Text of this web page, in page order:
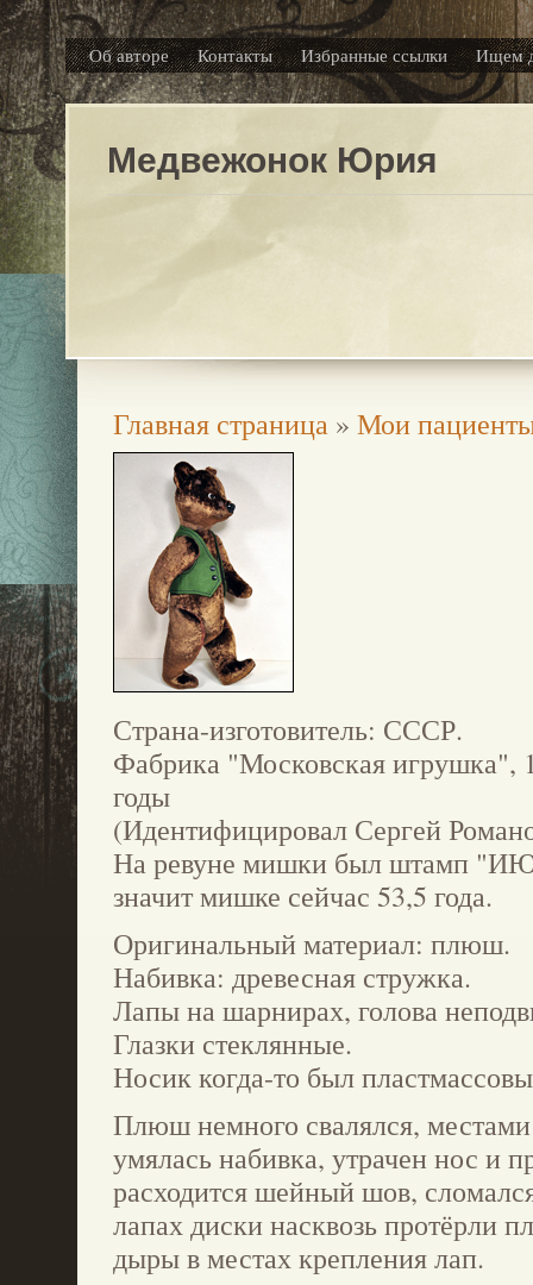
Об авторе Контакты Избранные ссылки Ищем
Медвежонок Юрия
Главная страница » Мои
Страна-изготовитель: СССР.
Фабрика "Московская игрушка",
годы
(Идентифицировал Сергей
На ревуне мишки был штамп
значит мишке сейчас 53,5 года.
Оригинальный материал: плюш.
Набивка: древесная стружка.
Лапы на шарнирах, голова
Глазки стеклянные.
Носик когда-то был
Плюш немного свалялся,
умялась набивка, утрачен нос и
расходится шейный шов,
лапах диски насквозь протёрли
дыры в местах крепления лап.